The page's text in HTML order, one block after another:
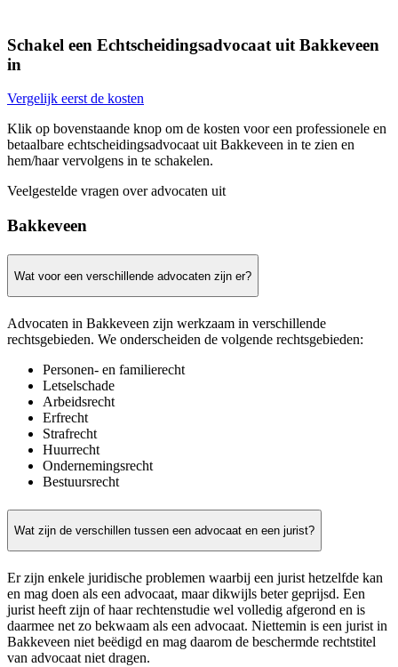
Schakel een Echtscheidingsadvocaat uit Bakkeveen
in
Vergelijk eerst de kosten
Klik op bovenstaande knop om de kosten voor een professionele en
betaalbare echtscheidingsadvocaat uit Bakkeveen in te zien en
hem/haar vervolgens in te schakelen.
Veelgestelde vragen over advocaten uit
Bakkeveen
Wat voor een verschillende advocaten zijn er?
Advocaten in Bakkeveen zijn werkzaam in verschillende
rechtsgebieden. We onderscheiden de volgende rechtsgebieden:
Personen- en familierecht
Letselschade
Arbeidsrecht
Erfrecht
Strafrecht
Huurrecht
Ondernemingsrecht
Bestuursrecht
Wat zijn de verschillen tussen een advocaat en een jurist?
Er zijn enkele juridische problemen waarbij een jurist hetzelfde kan
en mag doen als een advocaat, maar dikwijls beter geprijsd. Een
jurist heeft zijn of haar rechtenstudie wel volledig afgerond en is
daarmee net zo bekwaam als een advocaat. Niettemin is een jurist in
Bakkeveen niet beëdigd en mag daarom de beschermde rechtstitel
van advocaat niet dragen.